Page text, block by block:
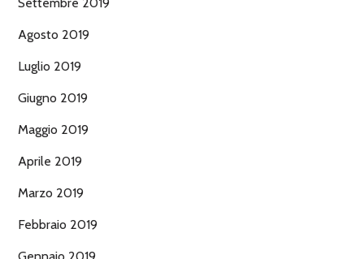
Agosto 2019
Luglio 2019
Giugno 2019
Maggio 2019
Aprile 2019
Marzo 2019
Febbraio 2019